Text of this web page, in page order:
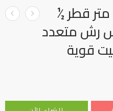
بكرة خرطوم مياه 30 متر قطر ½
رش متعدد
قوية